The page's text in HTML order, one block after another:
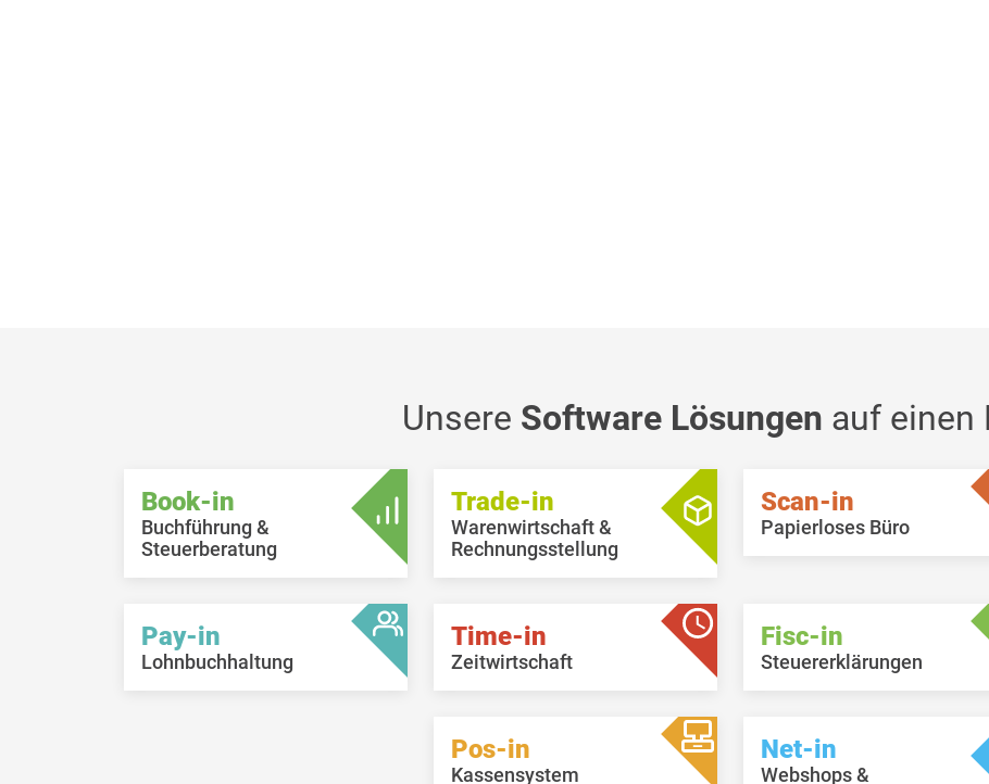
Unsere Software Lösungen auf einen
Book-in
Buchführung &
Steuerberatung
Trade-in
Warenwirtschaft &
Rechnungsstellung
Scan-in
Papierloses Büro
Pay-in
Lohnbuchhaltung
Time-in
Zeitwirtschaft
Fisc-in
Steuererklärungen
Pos-in
Kassensystem
Net-in
Webshops &